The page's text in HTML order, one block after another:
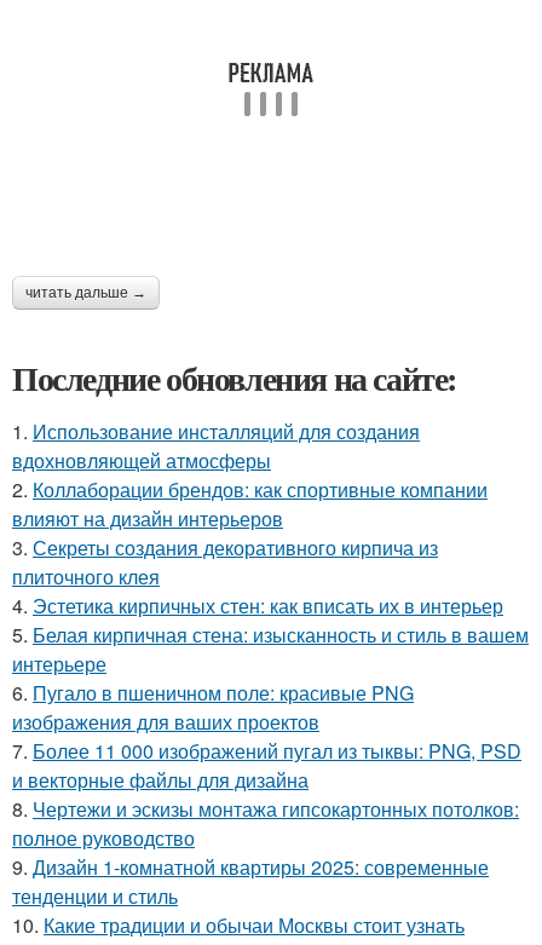
читать дальше →
Последние обновления на сайте:
1. Использование инсталляций для создания
вдохновляющей атмосферы
2. Коллаборации брендов: как спортивные компании
влияют на дизайн интерьеров
3. Секреты создания декоративного кирпича из
плиточного клея
4. Эстетика кирпичных стен: как вписать их в интерьер
5. Белая кирпичная стена: изысканность и стиль в вашем
интерьере
6. Пугало в пшеничном поле: красивые PNG
изображения для ваших проектов
7. Более 11 000 изображений пугал из тыквы: PNG, PSD
и векторные файлы для дизайна
8. Чертежи и эскизы монтажа гипсокартонных потолков:
полное руководство
9. Дизайн 1-комнатной квартиры 2025: современные
тенденции и стиль
10. Какие традиции и обычаи Москвы стоит узнать